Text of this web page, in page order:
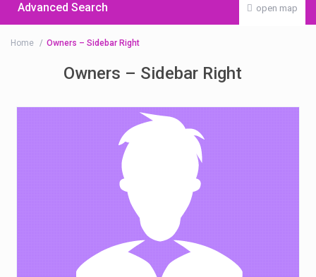
open map
Advanced Search
Home Owners – Sidebar Right
Owners – Sidebar Right